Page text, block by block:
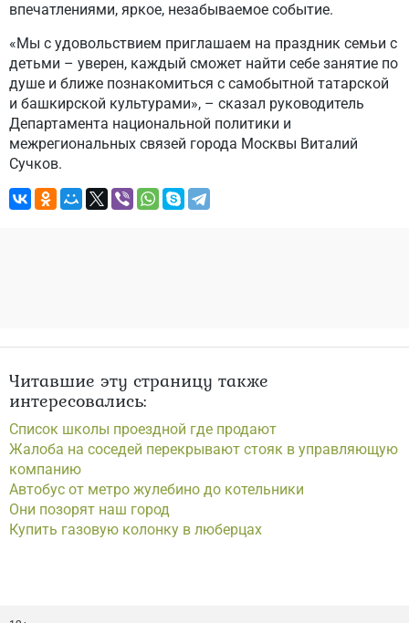
впечатлениями, яркое, незабываемое событие.
«Мы с удовольствием приглашаем на праздник семьи с
детьми – уверен, каждый сможет найти себе занятие по
душе и ближе познакомиться с самобытной татарской
и башкирской культурами», – сказал руководитель
Департамента национальной политики и
межрегиональных связей города Москвы Виталий
Сучков.
Читавшие эту страницу также
интересовались:
Список школы проездной где продают
Жалоба на соседей перекрывают стояк в управляющую
компанию
Автобус от метро жулебино до котельники
Они позорят наш город
Купить газовую колонку в люберцах